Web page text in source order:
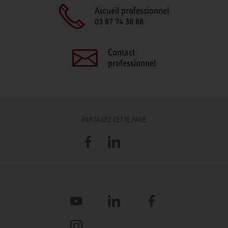
Accueil professionnel
03 87 74 38 88
Contact
professionnel
PARTAGEZ CETTE PAGE
FacebookLinkedIn
YouTube Facebook